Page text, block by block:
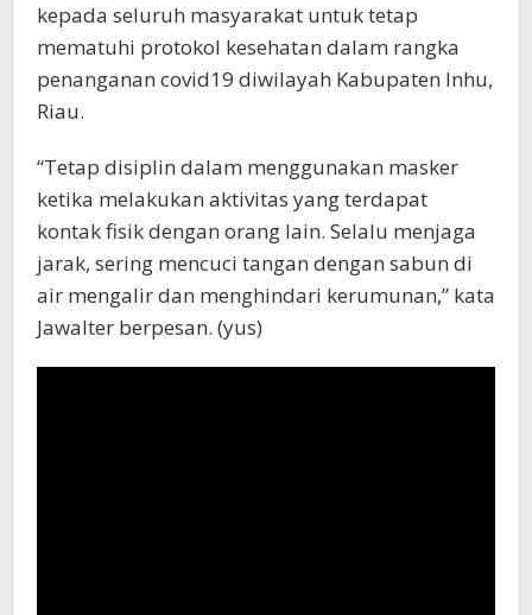
kepada seluruh masyarakat untuk tetap
mematuhi protokol kesehatan dalam rangka
penanganan covid19 diwilayah Kabupaten Inhu,
Riau.
“Tetap disiplin dalam menggunakan masker
ketika melakukan aktivitas yang terdapat
kontak fisik dengan orang lain. Selalu menjaga
jarak, sering mencuci tangan dengan sabun di
air mengalir dan menghindari kerumunan,” kata
Jawalter berpesan. (yus)